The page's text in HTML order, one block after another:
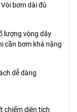
bơm dài đủ
lượng vòng dây
cần bơm khá nặng
dễ dàng
chiếm diện tích